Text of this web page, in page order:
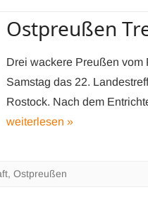
Ostpreußen
Drei wackere Preußen vom
Samstag das 22.
Rostock. Nach dem
weiterlesen »
, Ostpreußen